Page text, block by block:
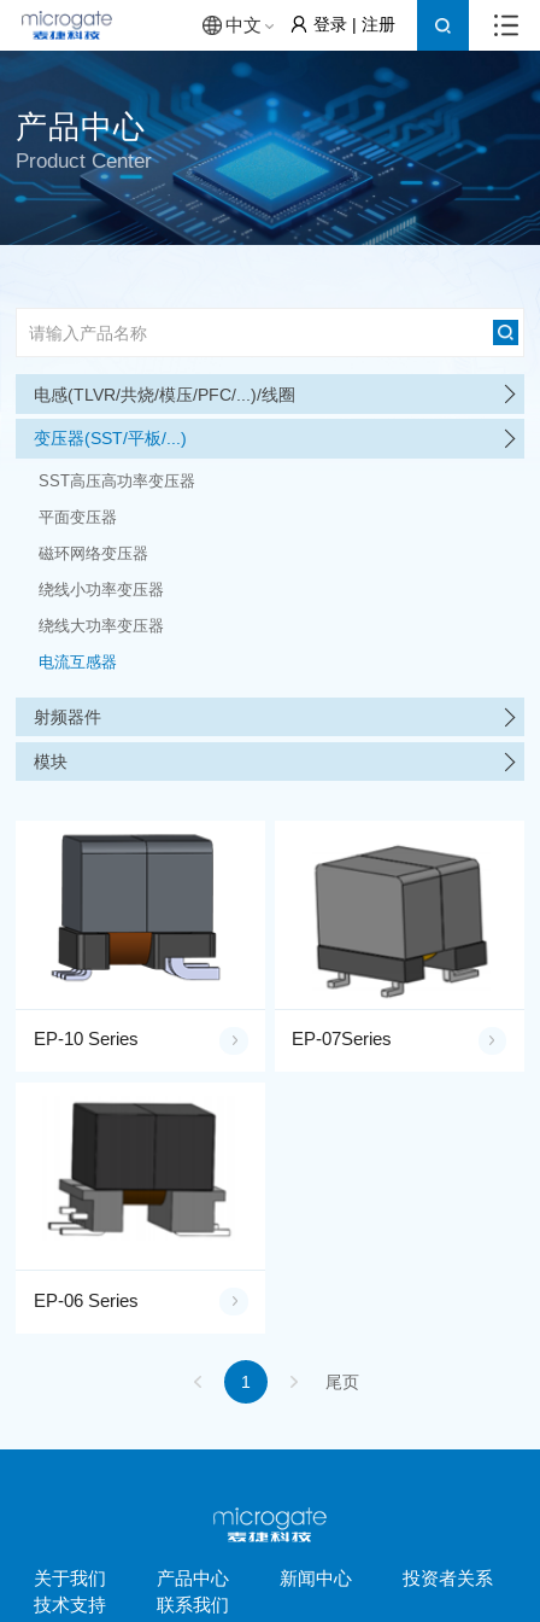
中文 登录| 注册
产品中心
Product Center
电感(TLVR/共烧/模压/PFC/...)/线圈
变压器(SST/平板/...)
SST高压高功率变压器
平面变压器
磁环网络变压器
绕线小功率变压器
绕线大功率变压器
电流互感器
射频器件
模块
EP-10 Series EP-07Series
EP-06 Series
1 尾页
关于我们 产品中心 新闻中心
投资者关系
技术支持
联系我们